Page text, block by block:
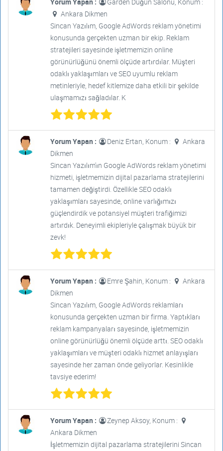
Ankara Dikmen
Sincan Yazılım, Google AdWords reklam yönetimi
konusunda gerçekten uzman bir ekip. Reklam
stratejileri sayesinde işletmemizin online
görünürlüğünü önemli ölçüde artırdılar. Müşteri
odaklı yaklaşımları ve SEO uyumlu reklam
metinleriyle, hedef kitlemize daha etkili bir şekilde
ulaşmamızı sağladılar. K
Yorum Yapan : Deniz Ertan, Konum :
Ankara
Dikmen
Sincan Yazılım'ın Google AdWords reklam yönetimi
hizmeti, işletmemizin dijital pazarlama stratejilerini
tamamen değiştirdi. Özellikle SEO odaklı
yaklaşımları sayesinde, online varlığımızı
güçlendirdik ve potansiyel müşteri trafiğimizi
artırdık. Deneyimli ekipleriyle çalışmak büyük bir
zevk!
Yorum Yapan : Emre Şahin, Konum :
Ankara
Dikmen
Sincan Yazılım, Google AdWords reklamları
konusunda gerçekten uzman bir firma. Yaptıkları
reklam kampanyaları sayesinde, işletmemizin
online görünürlüğü önemli ölçüde arttı. SEO odaklı
yaklaşımları ve müşteri odaklı hizmet anlayışları
sayesinde her zaman önde geliyorlar. Kesinlikle
tavsiye ederim!
Yorum Yapan :
Zeynep Aksoy, Konum :
Ankara Dikmen
İşletmemizin dijital pazarlama stratejilerini Sincan